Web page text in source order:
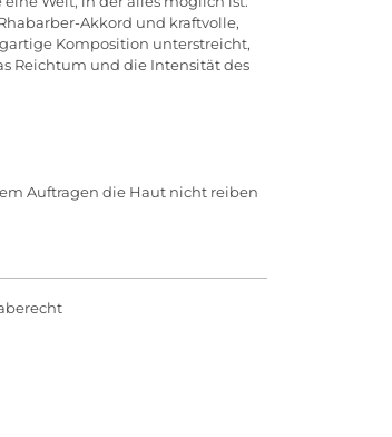
Akkord und kraftvolle,
Komposition unterstreicht,
Reichtum und die Intensität des
Auftragen die Haut nicht reiben